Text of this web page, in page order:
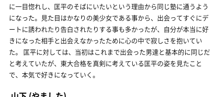
に一目惚れし、匡平のそばにいたいという理由から同じ塾に通うよう
になった。見た目はかなりの美少女である事から、出会ってすぐにデ
ートに誘われたり告白されたりする事も多かったが、自分が本当に好
きになった相手と出会えなかったために心の中で寂しさを抱いてい
た。 匡平に対しては、当初はこれまで出会った男達と基本的に同じだ
と考えていたが、東大合格を真剣に考えている匡平の姿を見たこと
で、本気で好きになっていく。